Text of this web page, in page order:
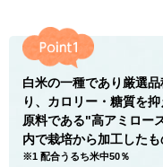
白米の一種であり厳選
り、カロリー・糖質を抑
原料である"高アミロー
内で栽培から加工したも
※1 配合うるち米中50％